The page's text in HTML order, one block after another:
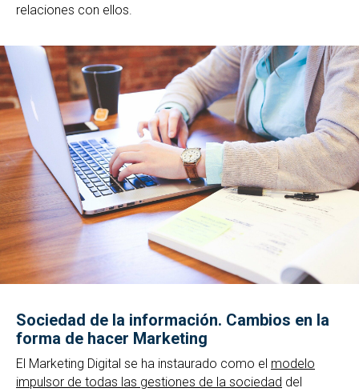
relaciones con ellos.
Sociedad de la información. Cambios en la
forma de hacer Marketing
El Marketing Digital se ha instaurado como el modelo
impulsor de todas las gestiones de la sociedad del